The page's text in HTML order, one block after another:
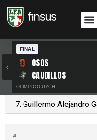
‹
FINAL
OSOS
CAUDILLOS
OLÍMPICO UACH
#